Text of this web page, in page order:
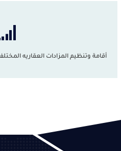
أقامة وتنظيم المزادات العقاريه